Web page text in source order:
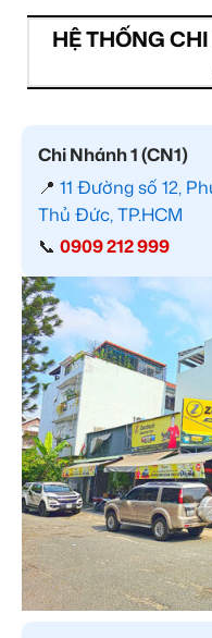
HỆ THỐNG
Chi Nhánh 1 (CN1)
📍 11 Đường số 12,
Thủ Đức, TP.HCM
📞 0909 212 999